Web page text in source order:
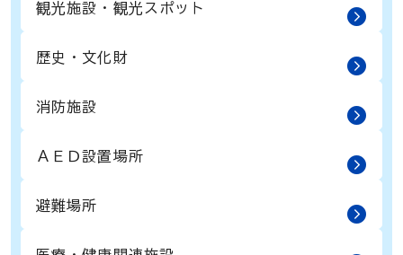
観光施設・観光スポット
歴史・文化財
消防施設
ＡＥＤ設置場所
避難場所